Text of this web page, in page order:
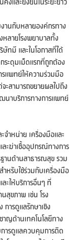
คงและยั่งยืนในระยะยาว
านกับหลายองค์กรทาง
หลายโรงพยาบาลทั้ง
ทมี และในโอกาสที่ได้
ระดุมเม็ดแรกที่ถูกต้อง
รแพทย์ให้ความร่วมมือ
ะสามารถขยายผลไปถึง
นาบริการทางการแพทย์
จำหน่าย เครื่องมือและ
ะฆ่าเชื้ออุปกรณ์ทางการ
านด้านสาธารณสุข รวม
หรับใช้ร่วมกับเครื่องมือ
ะให้บริการอื่นๆ ที่
สุขภาพ เช่น โรง
ารดูแลรักษาเชิง
าญด้านเทคโนโลยีทาง
ารดูแลควบคุมการติด